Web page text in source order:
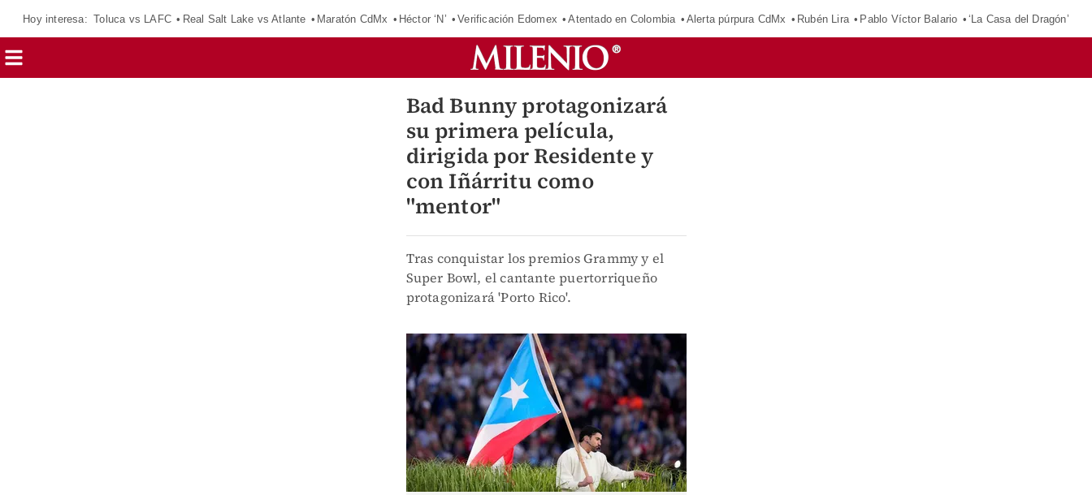
Hoy interesa: Toluca vs LAFC Real Salt Lake vs Atlante Maratón CdMx Héctor ‘N’ Verificación Edomex Atentado en Colombia Alerta púrpura CdMx Rubén Lira Pablo Víctor Balario ‘La Casa del Dragón’
Bad Bunny protagonizará
su primera película,
dirigida por Residente y
con Iñárritu como
"mentor"
Tras conquistar los premios Grammy y el
Super Bowl, el cantante puertorriqueño
protagonizará 'Porto Rico'.